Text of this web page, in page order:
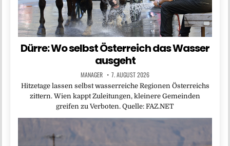
Dürre: Wo selbst Österreich das Wasser
ausgeht
MANAGER 7. AUGUST 2026
Hitzetage lassen selbst wasserreiche Regionen Österreichs
zittern. Wien kappt Zuleitungen, kleinere Gemeinden
greifen zu Verboten. Quelle: FAZ.NET